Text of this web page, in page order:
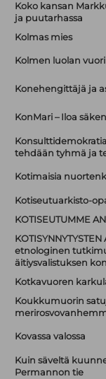
Koko kansan
ja puutarhassa
Kolmas mies
Kolmen luolan vuori
Konehengittäjä ja
KonMari – Iloa
tehdään tyhmä ja
Kotimaisia
Kotiseutuarkisto-
KOTISEUTUMME
KOTISYNNYTYSTEN
etnologinen
äitiysvalistuksen
Kotkavuoren
Koukkumuorin
Kovassa valossa
Kuin säveltä
Permannon tie